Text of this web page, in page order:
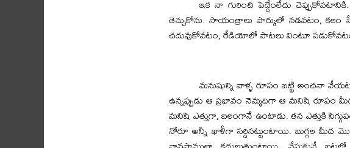
ఇక నా గురించి పెద్దేంలేదు
తెచ్చుకోను. సాయంత్రాలు పార్కులో నడవటం, కలం
చదువుకోవటం, రేడియోలో పాటలు వింటూ
మనుషుల్ని వాళ్ళ రూపం బట్టి అంచనా
ఉన్నప్పుడు ఆ ప్రభావం నెమ్మదిగా ఆ మనిషి రూపం
మనిషి ఎత్తుగా, బలంగానే ఉంటాడు. తన ఎత్తుకి
నోరూ అన్నీ ఖాళీగా సర్దినట్టుంటాయి. బుగ్గల